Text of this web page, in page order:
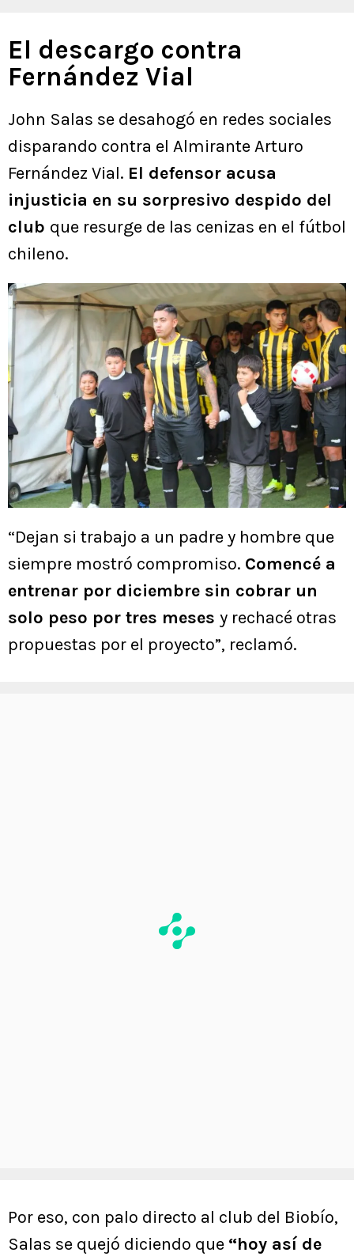
El descargo contra
Fernández Vial
John Salas se desahogó en redes sociales
disparando contra el Almirante Arturo
Fernández Vial. El defensor acusa
injusticia en su sorpresivo despido del
club que resurge de las cenizas en el fútbol
chileno.
“Dejan si trabajo a un padre y hombre que
siempre mostró compromiso. Comencé a
entrenar por diciembre sin cobrar un
solo peso por tres meses y rechacé otras
propuestas por el proyecto”, reclamó.
Por eso, con palo directo al club del Biobío,
Salas se quejó diciendo que “hoy así de